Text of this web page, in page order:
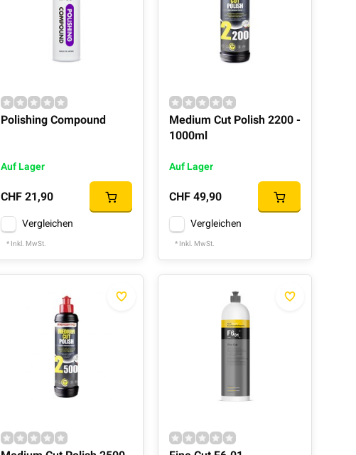
Polishing Compound
Auf Lager
CHF 21,90
Vergleichen
* Inkl. MwSt.
Medium Cut Polish 2200 -
1000ml
Auf Lager
CHF 49,90
Vergleichen
* Inkl. MwSt.